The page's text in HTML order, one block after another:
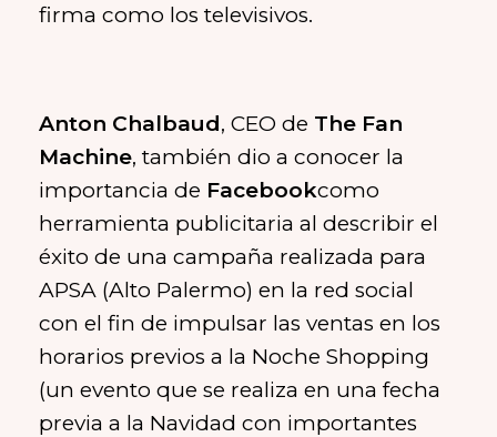
firma como los televisivos.
Anton Chalbaud, CEO de The Fan
Machine, también dio a conocer la
importancia de Facebookcomo
herramienta publicitaria al describir el
éxito de una campaña realizada para
APSA (Alto Palermo) en la red social
con el fin de impulsar las ventas en los
horarios previos a la Noche Shopping
(un evento que se realiza en una fecha
previa a la Navidad con importantes